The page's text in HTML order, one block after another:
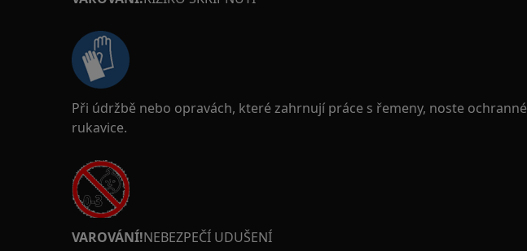
Při údržbě nebo opravách, které zahrnují práce s řemeny, noste ochranné
rukavice.
VAROVÁNÍ!NEBEZPEČÍ UDUŠENÍ